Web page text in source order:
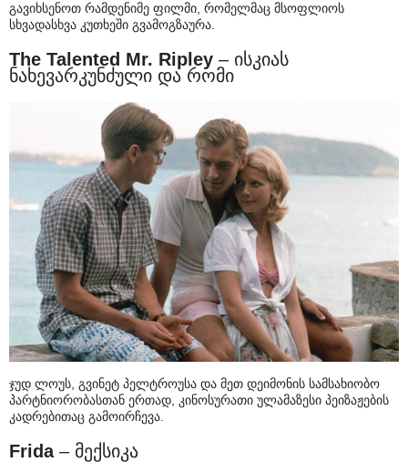
გავიხსენოთ რამდენიმე ფილმი, რომელმაც მსოფლიოს
სხვადასხვა კუთხეში გვამოგზაურა.
The Talented Mr. Ripley – ისკიას
ნახევარკუნძული და რომი
ჯუდ ლოუს, გვინეტ პელტროუსა და მეთ დეიმონის სამსახიობო
პარტნიორობასთან ერთად, კინოსურათი ულამაზესი პეიზაჟების
კადრებითაც გამოირჩევა.
Frida– მექსიკა